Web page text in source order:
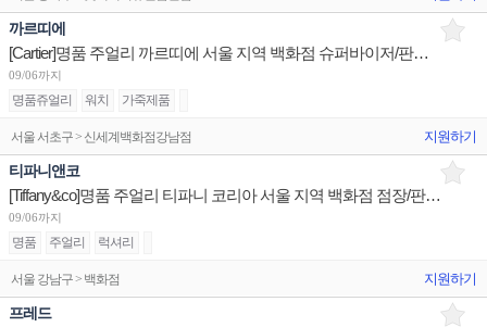
까르띠에
[Cartier]명품 주얼리 까르띠에 서울 지역 백화점 슈퍼바이저/판매사원/Admin 채용(리치몬트)
09/06까지
명품쥬얼리 워치 가죽제품
서울 서초구 > 신세계백화점강남점 지원하기
티파니앤코
[Tiffany&co]명품 주얼리 티파니 코리아 서울 지역 백화점 점장/판매사원/OP 채용
09/06까지
명품 주얼리 럭셔리
서울 강남구 > 백화점 지원하기
프레드